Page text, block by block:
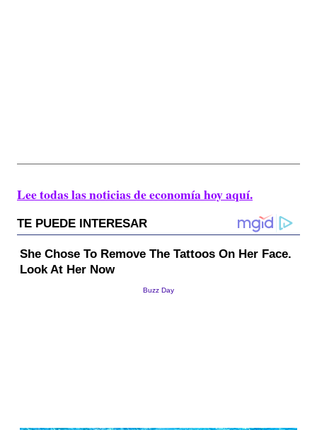
Lee todas las noticias de economía hoy aquí.